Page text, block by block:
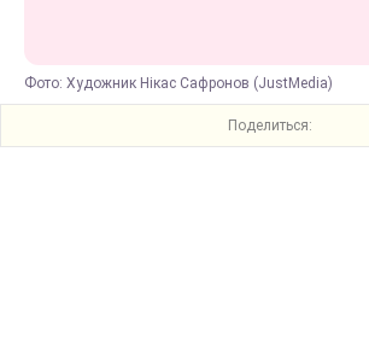
Фото: Художник Нікас Сафронов (JustMedia)
Поделиться: